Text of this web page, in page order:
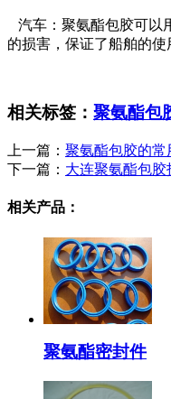
汽车：聚氨酯包胶可以
的损害，保证了船舶的使
相关标签： 聚氨酯包
上一篇： 聚氨酯包胶的常
下一篇： 大连聚氨酯包
相关产品：
聚氨酯密封件